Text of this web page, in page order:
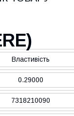
)
Властивість
0.29000
7318210090